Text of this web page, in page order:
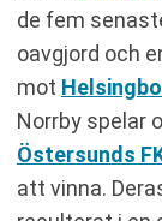
de fem
oavgjord och
mot
Norrby spelar
Östersunds
att vinna.